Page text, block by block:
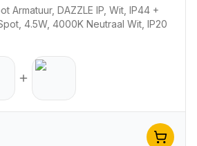
Armatuur, DAZZLE IP, Wit, IP44 +
4.5W, 4000K Neutraal Wit, IP20